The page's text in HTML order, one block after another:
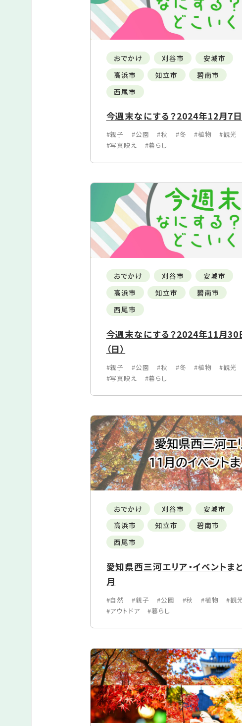
おでかけ 刈谷市
安城市
高浜市
知立市
碧南市
西尾市
今週末なにする？2024年12月7日（
#親子 #公園 #秋 #冬 #植物 #観光
#写真映え
#暮らし
おでかけ 刈谷市
安城市
高浜市
知立市
碧南市
西尾市
今週末なにする？2024年11月30
（日）
#親子 #公園 #秋 #冬 #植物 #観光
#写真映え
#暮らし
おでかけ 刈谷市
安城市
高浜市
知立市
碧南市
西尾市
愛知県西三河エリア・イベントま
月
#自然 #親子 #公園 #秋 #植物 #観
#アウトドア
#暮らし